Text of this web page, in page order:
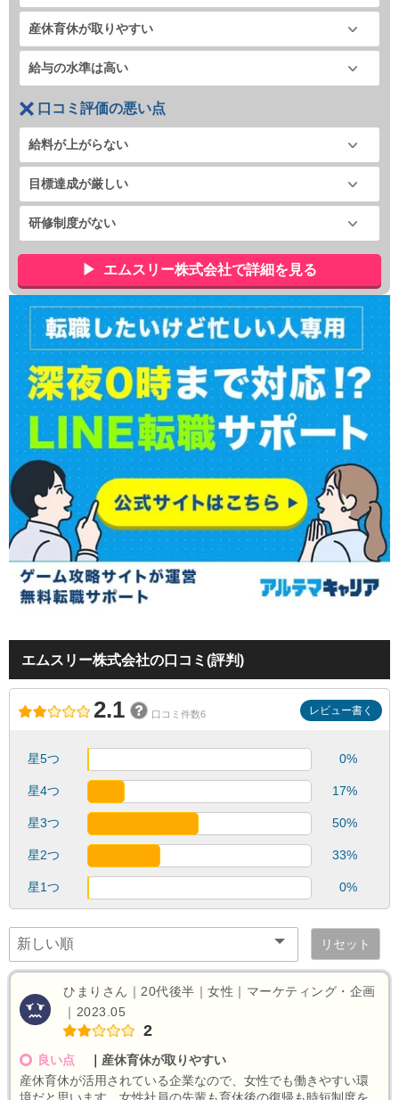
産休育休が取りやすい
給与の水準は高い
口コミ評価の悪い点
給料が上がらない
目標達成が厳しい
研修制度がない
エムスリー株式会社で詳細を見る
エムスリー株式会社の口コミ(評判)
2.1 口コミ件数6 レビュー書く
星5つ 0%
星4つ 17%
星3つ 50%
星2つ 33%
星1つ 0%
リセット
ひまりさん｜20代後半｜女性｜マーケティング・企画
｜2023.05
2
良い点
産休育休が取りやすい
産休育休が活用されている企業なので、女性でも働きやすい環
境だと思います。女性社員の先輩も育休後の復帰も時短制度を